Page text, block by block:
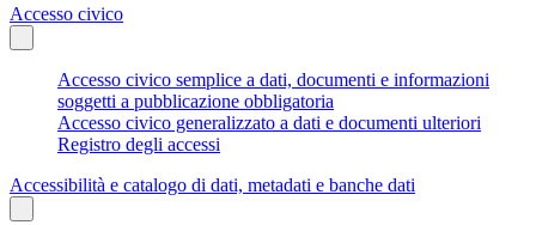
Accesso civico
Accesso civico semplice a dati, documenti e informazioni
soggetti a pubblicazione obbligatoria
Accesso civico generalizzato a dati e documenti ulteriori
Registro degli accessi
Accessibilità e catalogo di dati, metadati e banche dati